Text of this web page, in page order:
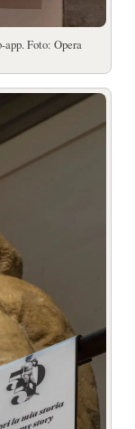
Foto: Opera